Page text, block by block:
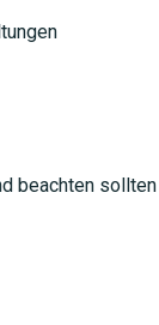
beachten sollten